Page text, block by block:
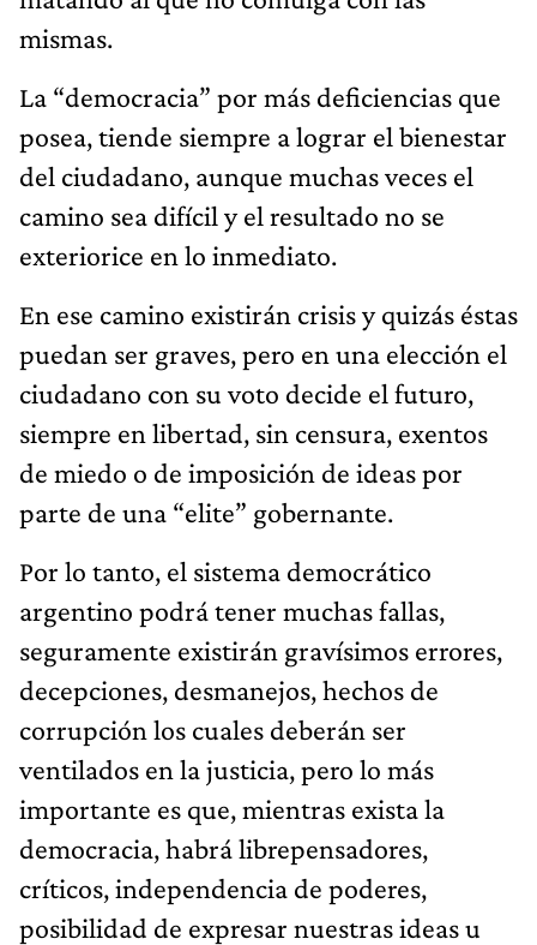
mismas.
La “democracia” por más deficiencias que
posea, tiende siempre a lograr el bienestar
del ciudadano, aunque muchas veces el
camino sea difícil y el resultado no se
exteriorice en lo inmediato.
En ese camino existirán crisis y quizás éstas
puedan ser graves, pero en una elección el
ciudadano con su voto decide el futuro,
siempre en libertad, sin censura, exentos
de miedo o de imposición de ideas por
parte de una “elite” gobernante.
Por lo tanto, el sistema democrático
argentino podrá tener muchas fallas,
seguramente existirán gravísimos errores,
decepciones, desmanejos, hechos de
corrupción los cuales deberán ser
ventilados en la justicia, pero lo más
importante es que, mientras exista la
democracia, habrá librepensadores,
críticos, independencia de poderes,
posibilidad de expresar nuestras ideas u